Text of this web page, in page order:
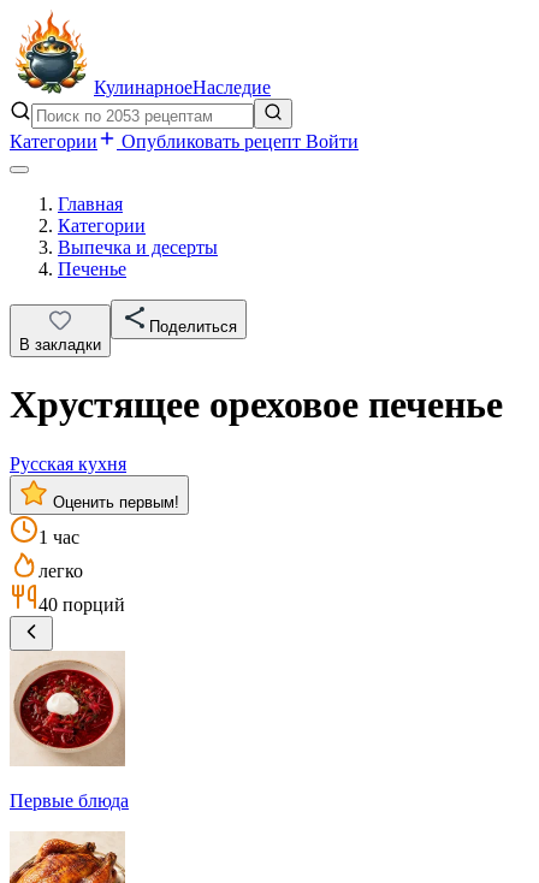
КулинарноеНаследие
Категории Опубликовать рецепт Войти
Главная
Категории
Выпечка и десерты
Печенье
В закладки
Поделиться
Хрустящее ореховое печенье
Русская кухня
Оценить первым!
1 час
легко
40 порций
Первые блюда